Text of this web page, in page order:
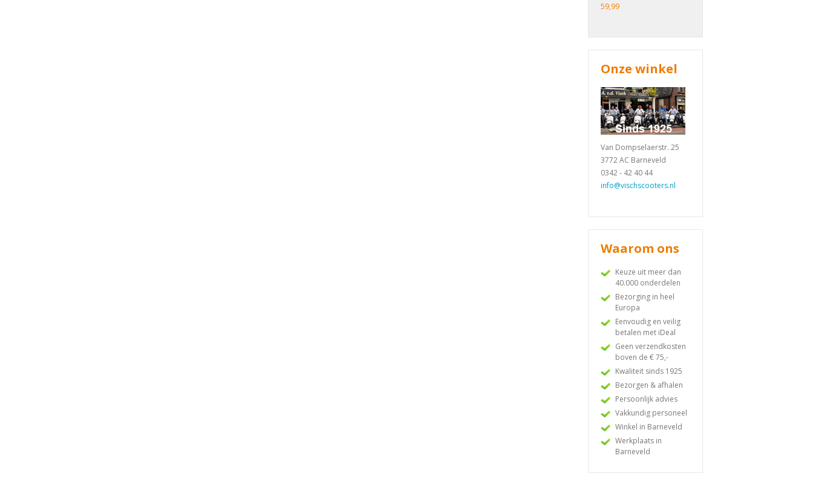
59,99
Onze winkel
Van Dompselaerstr. 25
3772 AC Barneveld
0342 - 42 40 44
info@vischscooters.nl
Waarom ons
Keuze uit meer dan
40.000 onderdelen
Bezorging in heel
Europa
Eenvoudig en veilig
betalen met iDeal
Geen verzendkosten
boven de € 75,-
Kwaliteit sinds 1925
Bezorgen & afhalen
Persoonlijk advies
Vakkundig personeel
Winkel in Barneveld
Werkplaats in
Barneveld